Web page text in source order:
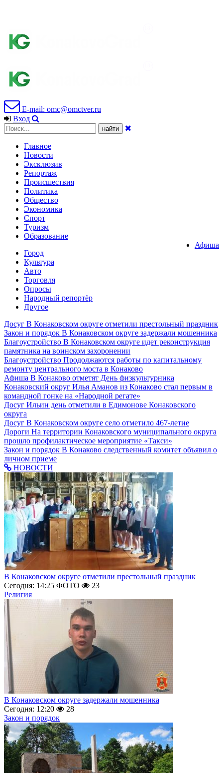
E-mail: omc@omctver.ru
Вход
Главное
Новости
Эксклюзив
Репортаж
Происшествия
Политика
Общество
Экономика
Спорт
Туризм
Образование
Афиша
Город
Культура
Авто
Торговля
Опросы
Народный репортёр
Другое
Досуг В Конаковском округе отметили престольный праздник
Закон и порядок В Конаковском округе задержали мошенника
Благоустройство В Конаковском округе идет реконструкция
памятника на воинском захоронении
Благоустройство Продолжаются работы по капитальному
ремонту центрального моста в Конаково
Афиша В Конаково отметят День физкультурника
Конаковский округ Илья Аманов из Конаково стал первым в
командной гонке на «Народной регате»
Досуг Ильин день отметили в Едимонове Конаковского
округа
Досуг В Конаковском округе село отметило 467-летие
Дороги На территории Конаковского муниципального округа
прошло профилактическое мероприятие «Такси»
Закон и порядок В Конаково следственный комитет объявил о
личном приеме
НОВОСТИ
В Конаковском округе отметили престольный праздник
Сегодня: 14:25 ФОТО
23
Религия
В Конаковском округе задержали мошенника
Сегодня: 12:20
28
Закон и порядок